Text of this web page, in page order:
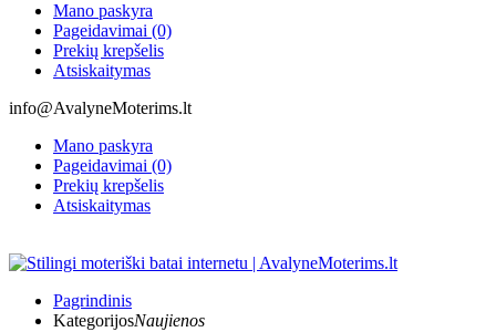
Mano paskyra
Pageidavimai (0)
Prekių krepšelis
Atsiskaitymas
info@AvalyneMoterims.lt
Mano paskyra
Pageidavimai (0)
Prekių krepšelis
Atsiskaitymas
Pagrindinis
KategorijosNaujienos